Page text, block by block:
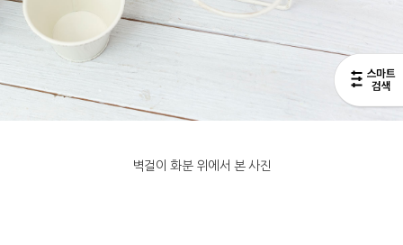
벽걸이 화분 위에서 본 사진